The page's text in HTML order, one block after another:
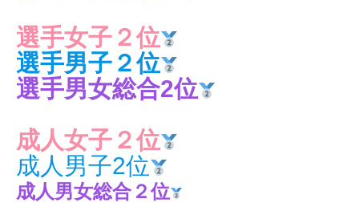
選手女子２位
選手男子２位
選手男女総合2位
成人女子２位
成人男子2位
成人男女総合２位